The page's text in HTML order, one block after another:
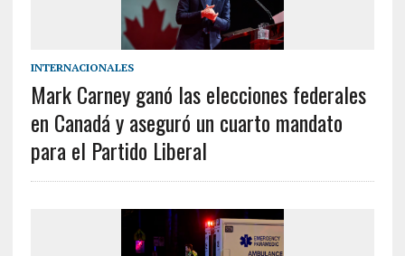
INTERNACIONALES
Mark Carney ganó las elecciones federales
en Canadá y aseguró un cuarto mandato
para el Partido Liberal